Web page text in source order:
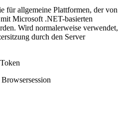
für allgemeine Plattformen, der von
Microsoft .NET-basierten
Wird normalerweise verwendet,
durch den Server